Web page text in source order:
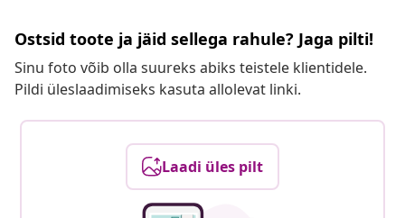
Ostsid toote ja jäid sellega rahule? Jaga pilti!
Sinu foto võib olla suureks abiks teistele klientidele.
Pildi üleslaadimiseks kasuta allolevat linki.
Laadi üles pilt